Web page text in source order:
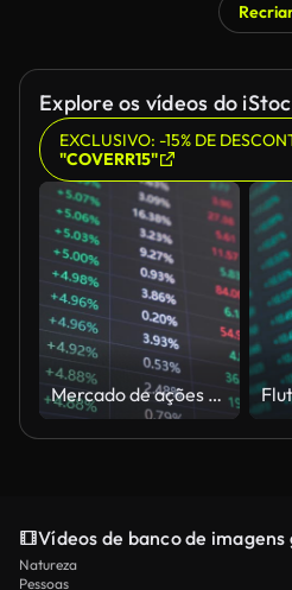
Explore os vídeos do
EXCLUSIVO: -15% DE
"COVERR15"
Mercado de ações e Bolsa e oferta, oferta, volume em exibição rápida mudança
Vídeos de banco de
Natureza
Pessoas